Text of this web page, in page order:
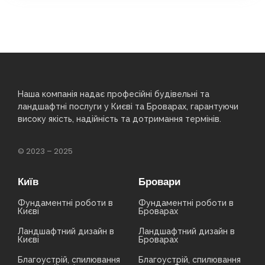
Наша компанія надає професійні будівельні та
ландшафтні послуги у Києві та Броварах, гарантуючи
високу якість, надійність та дотримання термінів.
© 2023 – 2025
Київ
Фундаментні роботи в
Києві
Ландшафтний дизайн в
Києві
Благоустрій, спилювання
Бровари
Фундаментні роботи в
Броварах
Ландшафтний дизайн в
Броварах
Благоустрій, спилювання